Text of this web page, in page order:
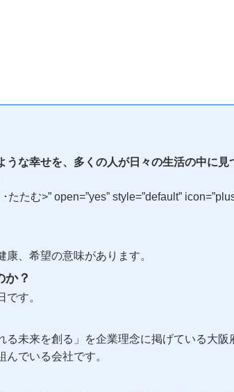
うな幸せを、多くの人が日々の生活の中に見
たむ>” open=”yes” style=”default”
、希望の意味があります。
か？
です。
る未来を創る」を企業理念に掲げている大阪
でいる会社です。